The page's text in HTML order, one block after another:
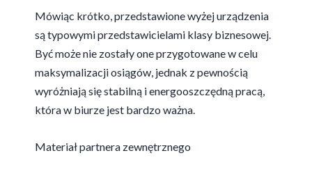
Mówiąc krótko, przedstawione wyżej urządzenia
są typowymi przedstawicielami klasy biznesowej.
Być może nie zostały one przygotowane w celu
maksymalizacji osiągów, jednak z pewnością
wyróżniają się stabilną i energooszczędną pracą,
która w biurze jest bardzo ważna.
Materiał partnera zewnętrznego